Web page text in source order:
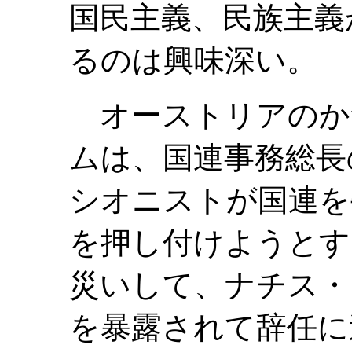
国民主義、民族主
るのは興味深い。
オーストリアの
ムは、国連事務総
シオニストが国連
を押し付けようと
災いして、ナチス
を暴露されて辞任